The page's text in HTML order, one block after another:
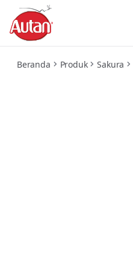
Beranda Produk Sakura